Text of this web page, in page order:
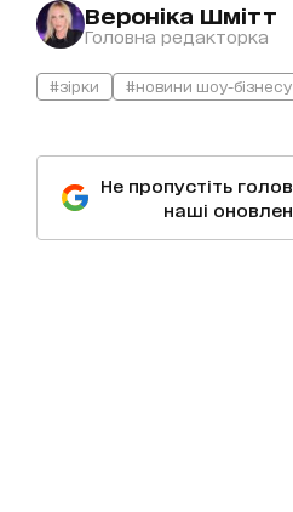
Вероніка Шмітт
Головна редакторка
#зірки #новини шоу-бізнесу
Не пропустіть
наші